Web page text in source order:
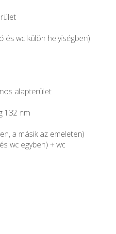
és wc külön helyiségben)
alapterület
132 nm
a másik az emeleten)
wc egyben) + wc